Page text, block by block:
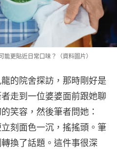
更貼近日常口味？（資料圖片）
的院舍探訪，那時剛好是
走到一位婆婆面前跟她聊
笑容，然後筆者問她：
立刻面色一沉，搖搖頭。筆
換了話題。這件事很深